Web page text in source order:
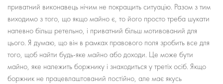
приватний виконавець нічим не покращить ситуацію. Разом з тим
виходимо з того, що якщо майно є, то його просто треба шукати
напевно більш ретельно, і приватний більш мотивований для
цього. Я думаю, що він в рамках правового поля зробить все для
того, щоб найти будь-яке майно або доходи. Це може бути
майно, яке належить боржнику і знаходиться у третіх осіб. Якщо
боржник не працевлаштований постійно, але має якусь